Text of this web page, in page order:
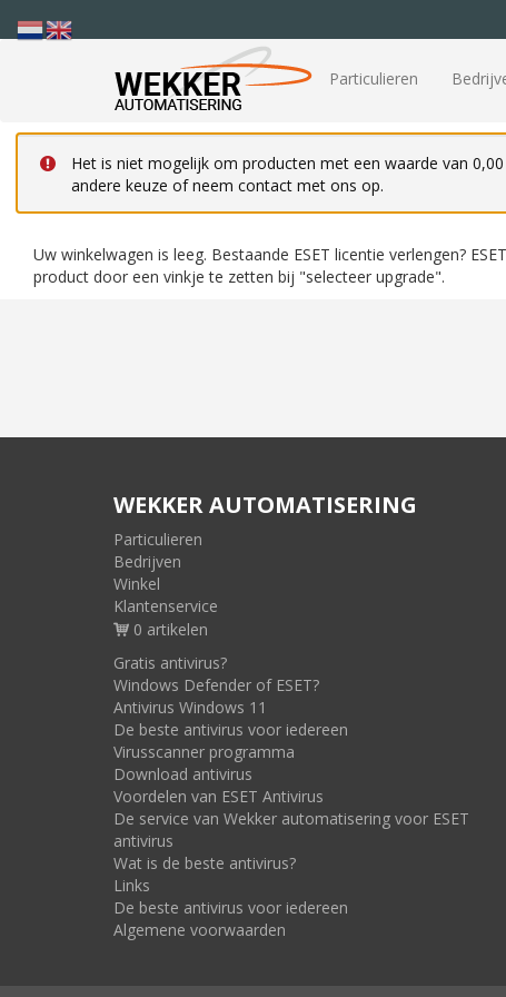
Particulieren
Het is niet mogelijk om producten met een waarde van
andere keuze of neem contact met ons op.
Uw winkelwagen is leeg. Bestaande ESET licentie verlengen?
product door een vinkje te zetten bij "selecteer upgrade".
WEKKER AUTOMATISERING
Particulieren
Bedrijven
Winkel
Klantenservice
0 artikelen
Gratis antivirus?
Windows Defender of ESET?
Antivirus Windows 11
De beste antivirus voor iedereen
Virusscanner programma
Download antivirus
Voordelen van ESET Antivirus
De service van Wekker automatisering voor ESET
antivirus
Wat is de beste antivirus?
Links
De beste antivirus voor iedereen
Algemene voorwaarden